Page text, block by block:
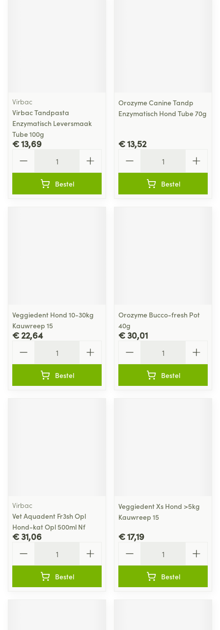
Virbac
Virbac Tandpasta
Enzymatisch Leversmaak
Tube 100g
€ 13,69
Bestel
Orozyme Canine Tandp
Enzymatisch Hond Tube 70g
€ 13,52
Bestel
Veggiedent Hond 10-30kg
Kauwreep 15
€ 22,64
Bestel
Orozyme Bucco-fresh Pot
40g
€ 30,01
Bestel
Virbac
Vet Aquadent Fr3sh Opl
Hond-kat Opl 500ml Nf
€ 31,06
Bestel
Veggiedent Xs Hond >5kg
Kauwreep 15
€ 17,19
Bestel